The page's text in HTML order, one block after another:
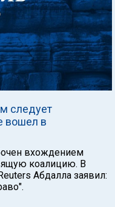
следует
вошел в
вхождением
коалицию. В
Абдалла заявил: